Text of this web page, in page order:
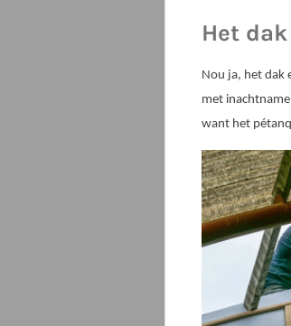
Het
Nou ja, het dak
met
want het